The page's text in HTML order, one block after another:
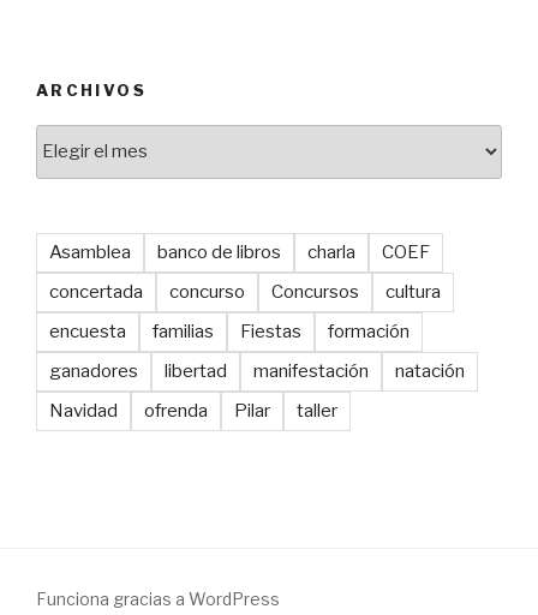
ARCHIVOS
Asamblea banco de libros charla
COEF
concertada
concurso Concursos
cultura
encuesta
familias Fiestas
formación
ganadores
libertad manifestación
natación
Navidad
ofrenda Pilar taller
Funciona gracias a WordPress